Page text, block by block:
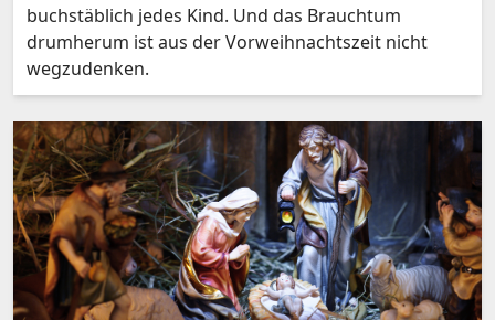
buchstäblich jedes Kind. Und das Brauchtum
drumherum ist aus der Vorweihnachtszeit nicht
wegzudenken.